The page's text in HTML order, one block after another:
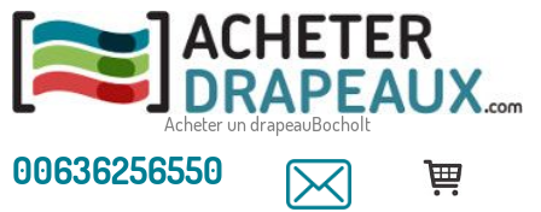
Acheter un drapeauBocholt
00636256550